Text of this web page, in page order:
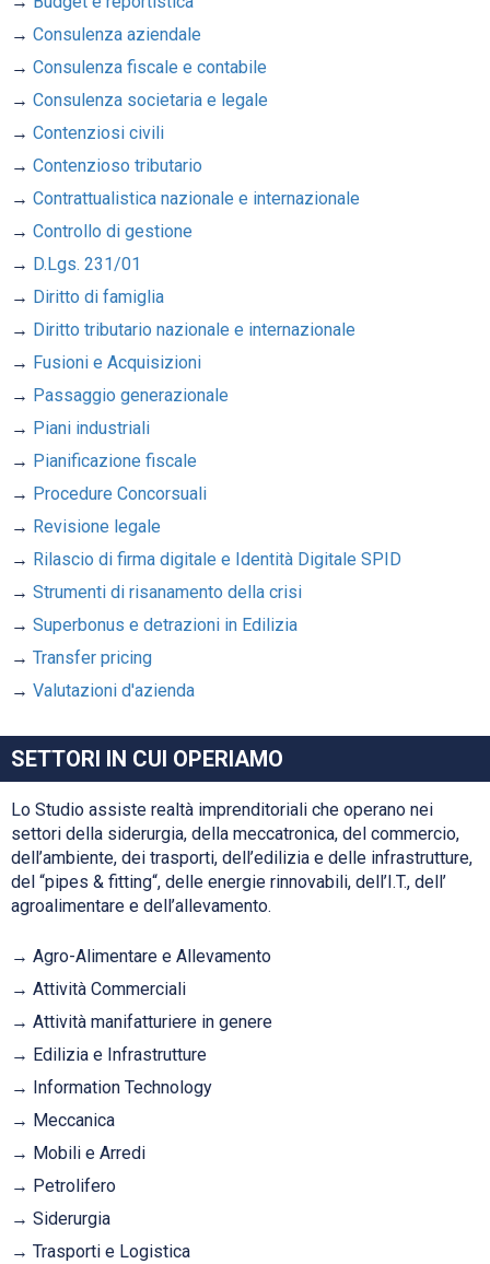
Consulenza aziendale
Consulenza fiscale e contabile
Consulenza societaria e legale
Contenziosi civili
Contenzioso tributario
Contrattualistica nazionale e internazionale
Controllo di gestione
D.Lgs. 231/01
Diritto di famiglia
Diritto tributario nazionale e internazionale
Fusioni e Acquisizioni
Passaggio generazionale
Piani industriali
Pianificazione fiscale
Procedure Concorsuali
Revisione legale
Rilascio di firma digitale e Identità Digitale SPID
Strumenti di risanamento della crisi
Superbonus e detrazioni in Edilizia
Transfer pricing
Valutazioni d'azienda
SETTORI IN CUI OPERIAMO
Lo Studio assiste realtà imprenditoriali che operano nei
settori della siderurgia, della meccatronica, del commercio,
dell’ambiente, dei trasporti, dell’edilizia e delle infrastrutture,
del “pipes & fitting“, delle energie rinnovabili, dell’I.T., dell’
agroalimentare e dell’allevamento.
Agro-Alimentare e Allevamento
Attività Commerciali
Attività manifatturiere in genere
Edilizia e Infrastrutture
Information Technology
Meccanica
Mobili e Arredi
Petrolifero
Siderurgia
Trasporti e Logistica